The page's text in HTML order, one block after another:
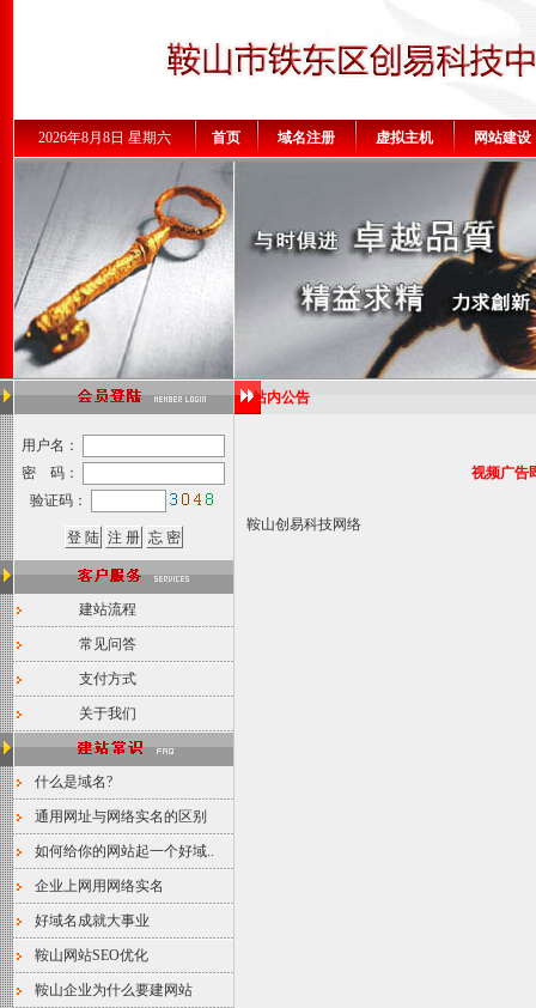
2026年8月8日 星期六 首页 域名注册 虚拟主机 网站建设
用户名：
密 码：
验证码：
建站流程
常见问答
支付方式
关于我们
什么是域名?
通用网址与网络实名的区别
如何给你的网站起一个好域..
企业上网用网络实名
好域名成就大事业
鞍山网站SEO优化
鞍山企业为什么要建网站
站内公告
视频广告
鞍山创易科技网络